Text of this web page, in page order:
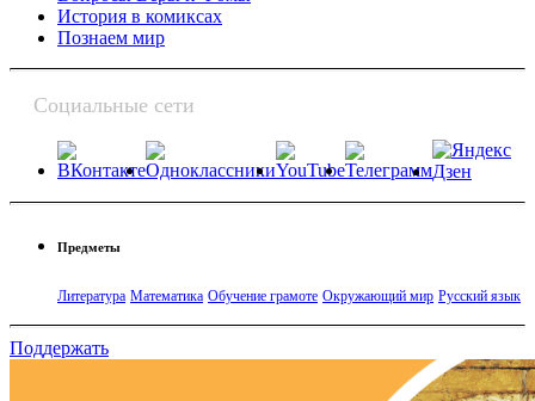
История в комиксах
Познаем мир
Социальные сети
Предметы
Литература Математика Обучение грамоте Окружающий мир Русский язык
Поддержать